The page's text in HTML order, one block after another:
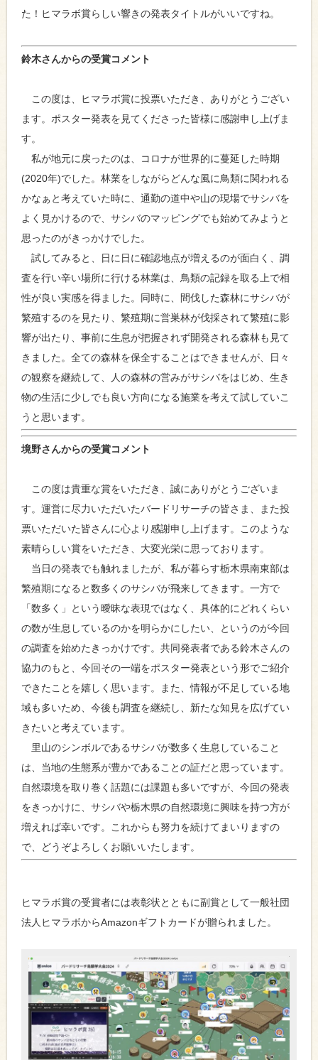
た！ヒマラボ賞らしい響きの発表タイトルがいいですね。
鈴木さんからの受賞コメント
この度は、ヒマラボ賞に投票いただき、ありがとうござい
ます。ポスター発表を見てくださった皆様に感謝申し上げま
す。
私が地元に戻ったのは、コロナが世界的に蔓延した時期
(2020年)でした。林業をしながらどんな風に鳥類に関われる
かなぁと考えていた時に、通勤の道中や山の現場でサシバを
よく見かけるので、サシバのマッピングでも始めてみようと
思ったのがきっかけでした。
試してみると、日に日に確認地点が増えるのが面白く、調
査を行い辛い場所に行ける林業は、鳥類の記録を取る上で相
性が良い実感を得ました。同時に、間伐した森林にサシバが
繁殖するのを見たり、繁殖期に営巣林が伐採されて繁殖に影
響が出たり、事前に生息が把握されず開発される森林も見て
きました。全ての森林を保全することはできませんが、日々
の観察を継続して、人の森林の営みがサシバをはじめ、生き
物の生活に少しでも良い方向になる施業を考えて試していこ
うと思います。
境野さんからの受賞コメント
この度は貴重な賞をいただき、誠にありがとうございま
す。運営に尽力いただいたバードリサーチの皆さま、また投
票いただいた皆さんに心より感謝申し上げます。このような
素晴らしい賞をいただき、大変光栄に思っております。
当日の発表でも触れましたが、私が暮らす栃木県南東部は
繁殖期になると数多くのサシバが飛来してきます。一方で
「数多く」という曖昧な表現ではなく、具体的にどれくらい
の数が生息しているのかを明らかにしたい、というのが今回
の調査を始めたきっかけです。共同発表者である鈴木さんの
協力のもと、今回その一端をポスター発表という形でご紹介
できたことを嬉しく思います。また、情報が不足している地
域も多いため、今後も調査を継続し、新たな知見を広げてい
きたいと考えています。
里山のシンボルであるサシバが数多く生息していること
は、当地の生態系が豊かであることの証だと思っています。
自然環境を取り巻く話題には課題も多いですが、今回の発表
をきっかけに、サシバや栃木県の自然環境に興味を持つ方が
増えれば幸いです。これからも努力を続けてまいりますの
で、どうぞよろしくお願いいたします。
ヒマラボ賞の受賞者には表彰状とともに副賞として一般社団
法人ヒマラボからAmazonギフトカードが贈られました。